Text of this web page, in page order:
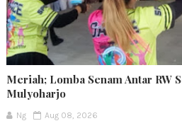
Meriah; Lomba Senam Antar RW
Mulyoharjo
Ng Aug 08, 2026